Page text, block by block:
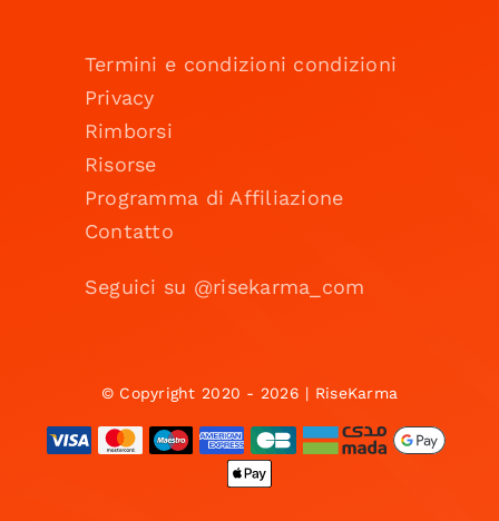
Termini e condizioni condizioni
Privacy
Rimborsi
Risorse
Programma di Affiliazione
Contatto
Seguici su @risekarma_com
© Copyright 2020 - 2026 | RiseKarma